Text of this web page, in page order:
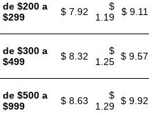
de $200 a
$299
$ 7.92
$
1.19
$ 9.11
de $300 a
$499
$ 8.32
$
1.25 $ 9.57
de $500 a
$999
$ 8.63
$
1.29 $ 9.92